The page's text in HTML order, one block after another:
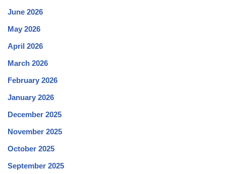
June 2026
May 2026
April 2026
March 2026
February 2026
January 2026
December 2025
November 2025
October 2025
September 2025